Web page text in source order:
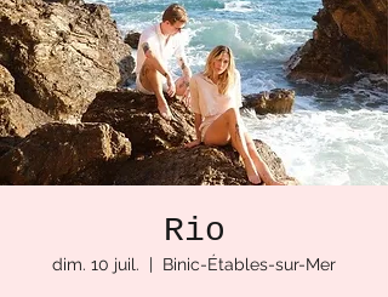
Rio
dim. 10 juil.
  |
Binic-Étables-sur-Mer